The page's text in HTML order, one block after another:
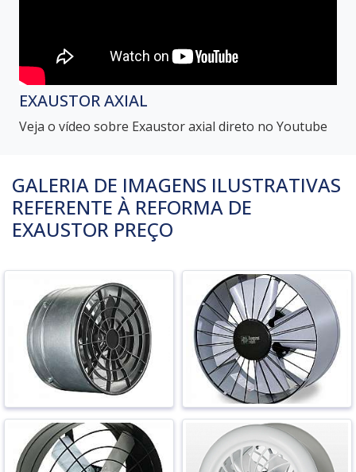
EXAUSTOR AXIAL
Veja o vídeo sobre Exaustor axial direto no Youtube
GALERIA DE IMAGENS ILUSTRATIVAS
REFERENTE À REFORMA DE
EXAUSTOR PREÇO